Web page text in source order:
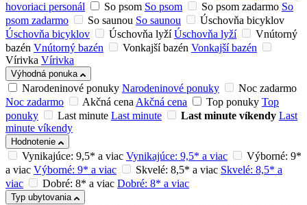
hovoriaci personál
So psom So psom So psom zadarmo So
psom zadarmo
So saunou So saunou
Úschovňa bicyklov
Úschovňa bicyklov
Úschovňa lyží Úschovňa lyží
Vnútorný
bazén Vnútorný bazén Vonkajší bazén Vonkajší bazén
Vírivka Vírivka
Výhodná ponuka
Narodeninové ponuky Narodeninové ponuky
Noc zadarmo
Noc zadarmo
Akčná cenaAkčná cena Top ponuky Top
ponuky
Last minute Last minute Last minute víkendy Last
minute víkendy
Hodnotenie
Vynikajúce: 9,5* a viac Vynikajúce: 9,5* a viac
Výborné: 9*
a viac Výborné: 9* a viac Skvelé: 8,5* a viac Skvelé: 8,5* a
viac
Dobré: 8* a viac Dobré: 8* a viac
Typ ubytovania